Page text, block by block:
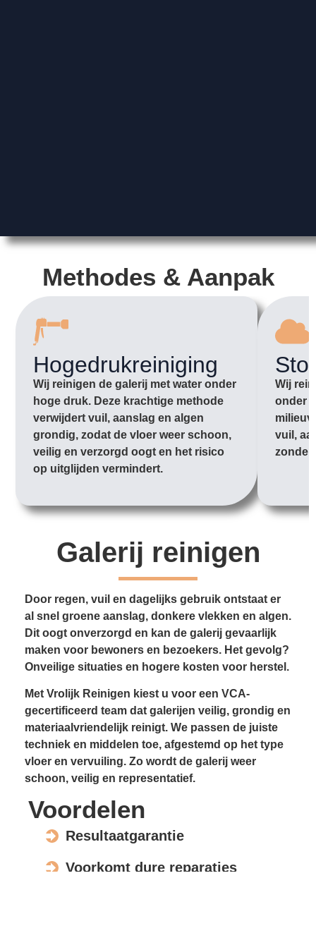
Methodes & Aanpak
Hogedrukreiniging
Wij reinigen de galerij met water onder
hoge druk. Deze krachtige methode
verwijdert vuil, aanslag en algen
grondig, zodat de vloer weer schoon,
veilig en verzorgd oogt en het risico
op uitglijden vermindert.
Wij
onder
vuil,
zonder
Galerij reinigen
Door regen, vuil en dagelijks gebruik ontstaat er
al snel groene aanslag, donkere vlekken en algen.
Dit oogt onverzorgd en kan de galerij gevaarlijk
maken voor bewoners en bezoekers. Het gevolg?
Onveilige situaties en hogere kosten voor herstel.
Met Vrolijk Reinigen kiest u voor een VCA-
gecertificeerd team dat galerijen veilig, grondig en
materiaalvriendelijk reinigt. We passen de juiste
techniek en middelen toe, afgestemd op het type
vloer en vervuiling. Zo wordt de galerij weer
schoon, veilig en representatief.
Voordelen
Resultaatgarantie
Voorkomt dure reparaties